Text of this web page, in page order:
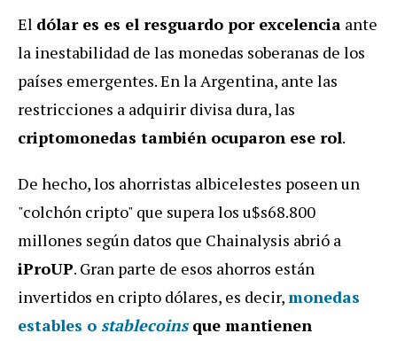
El dólar es es el resguardo por excelencia ante
la inestabilidad de las monedas soberanas de los
países emergentes. En la Argentina, ante las
restricciones a adquirir divisa dura, las
criptomonedas también ocuparon ese rol.
De hecho, los ahorristas albicelestes poseen un
"colchón cripto" que supera los u$s68.800
millones según datos que Chainalysis abrió a
iProUP. Gran parte de esos ahorros están
invertidos en cripto dólares, es decir,monedas
estables o stablecoinsque mantienen